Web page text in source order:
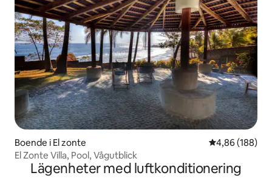
Boende i El zonte 4,86 av 5 i
4,86 (188)
El Zonte Villa, Pool, Vågutblick
Lägenheter med luftkonditionering